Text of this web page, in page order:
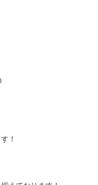
！